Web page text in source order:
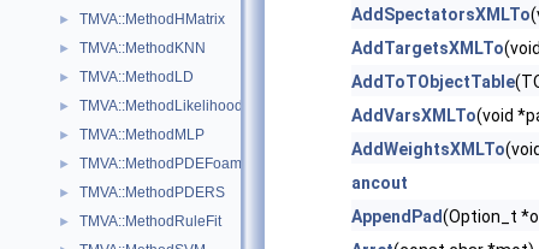
► TMVA::MethodHMatrix
► TMVA::MethodKNN
► TMVA::MethodLD
► TMVA::MethodLikelihood
► TMVA::MethodMLP
► TMVA::MethodPDEFoam
► TMVA::MethodPDERS
► TMVA::MethodRuleFit
AddSpectatorsXMLTo
AddTargetsXMLTo
AddToTObjectTable
AddVarsXMLTo(void
AddWeightsXMLTo
ancout
AppendPad(Option_t